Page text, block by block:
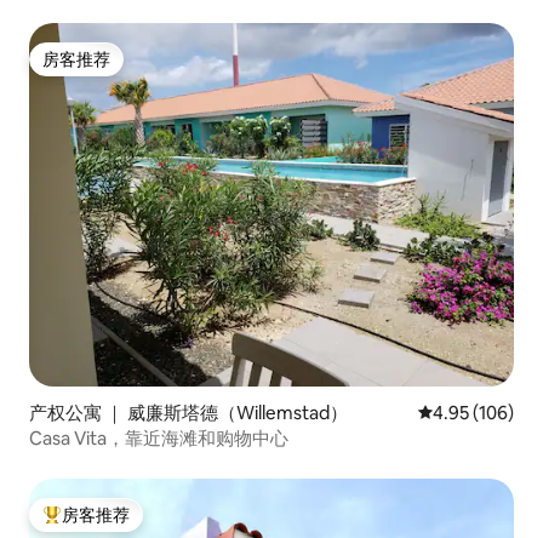
房客推荐
房客推荐
产权公寓 ｜ 威廉斯塔德（Willemstad） 平均评分 4.95
4.95 (106)
Casa Vita，靠近海滩和购物中心
热门「房客推荐」
房客推荐